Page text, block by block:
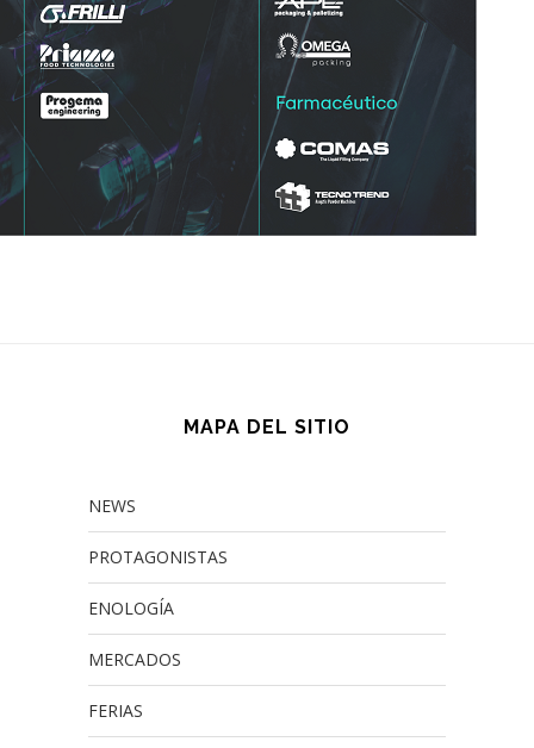
MAPA DEL SITIO
NEWS
PROTAGONISTAS
ENOLOGÍA
MERCADOS
FERIAS